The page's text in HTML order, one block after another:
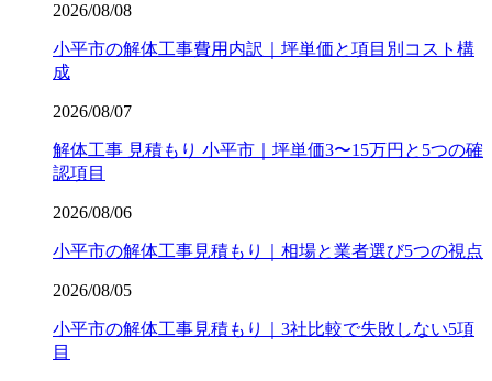
2026/08/08
小平市の解体工事費用内訳｜坪単価と項目別コスト構
成
2026/08/07
解体工事 見積もり 小平市｜坪単価3〜15万円と5つの確
認項目
2026/08/06
小平市の解体工事見積もり｜相場と業者選び5つの視点
2026/08/05
小平市の解体工事見積もり｜3社比較で失敗しない5項
目